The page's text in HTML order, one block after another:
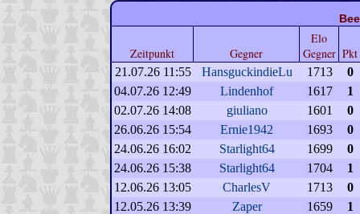
Zeitpunkt Gegner
Elo
Gegner Pkt
21.07.26 11:55 HansguckindieLu 1713
0
04.07.26 12:49
Lindenhof 1617
1
02.07.26 14:08
giuliano 1601
0
26.06.26 15:54
Ernie1942 1693
0
24.06.26 16:02
Starlight64 1699
0
24.06.26 15:38
Starlight64 1704
1
12.06.26 13:05
CharlesV 1713
0
12.05.26 13:39
Zaper 1659
1